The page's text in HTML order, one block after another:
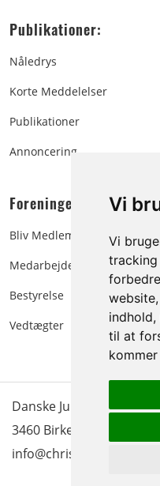
Vi
Vi
til at
Publikationer:
Nåledrys
Korte Meddelelser
Publikationer
Annoncering
Foreningen:
Bliv Medlem
Medarbejdere
Bestyrelse
Vedtægter
Danske Juletræer -
3460 Birkerød |
Tlf.: 45
info@christmastree.dk